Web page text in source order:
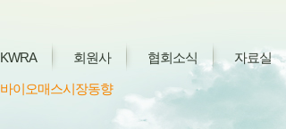
KWRA 회원사 협회소식 자료실
바이오매스시장동향